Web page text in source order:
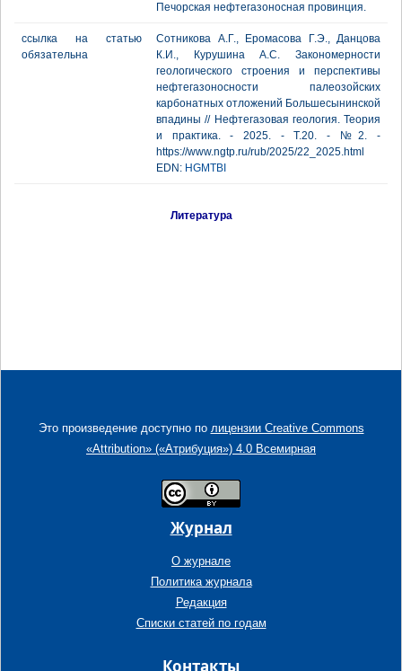
Печорская нефтегазоносная провинция.
ссылка на статью
обязательна
Сотникова А.Г., Еромасова Г.Э., Данцова
К.И., Курушина А.С. Закономерности
геологического строения и перспективы
нефтегазоносности палеозойских
карбонатных отложений Большесынинской
впадины // Нефтегазовая геология. Теория
и практика. - 2025. - Т.20. - №2. -
https://www.ngtp.ru/rub/2025/22_2025.html
EDN: HGMTBI
Литература
Это произведение доступно по лицензии Creative Commons
«Attribution» («Атрибуция») 4.0 Всемирная
Журнал
О журнале
Политика журнала
Редакция
Списки статей по годам
Контакты